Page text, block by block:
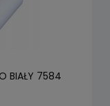
BIAŁY 7584